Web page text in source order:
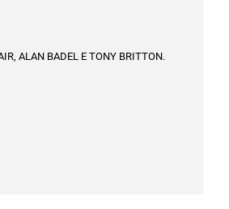
ALAN BADEL E TONY BRITTON.